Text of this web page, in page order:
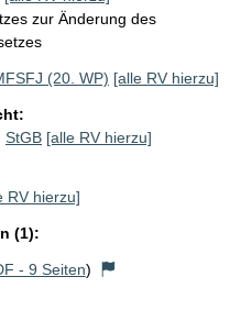
zur Änderung des
(20. WP) [alle RV hierzu]
StGB [alle RV hierzu]
RV hierzu]
(1):
- 9 Seiten)